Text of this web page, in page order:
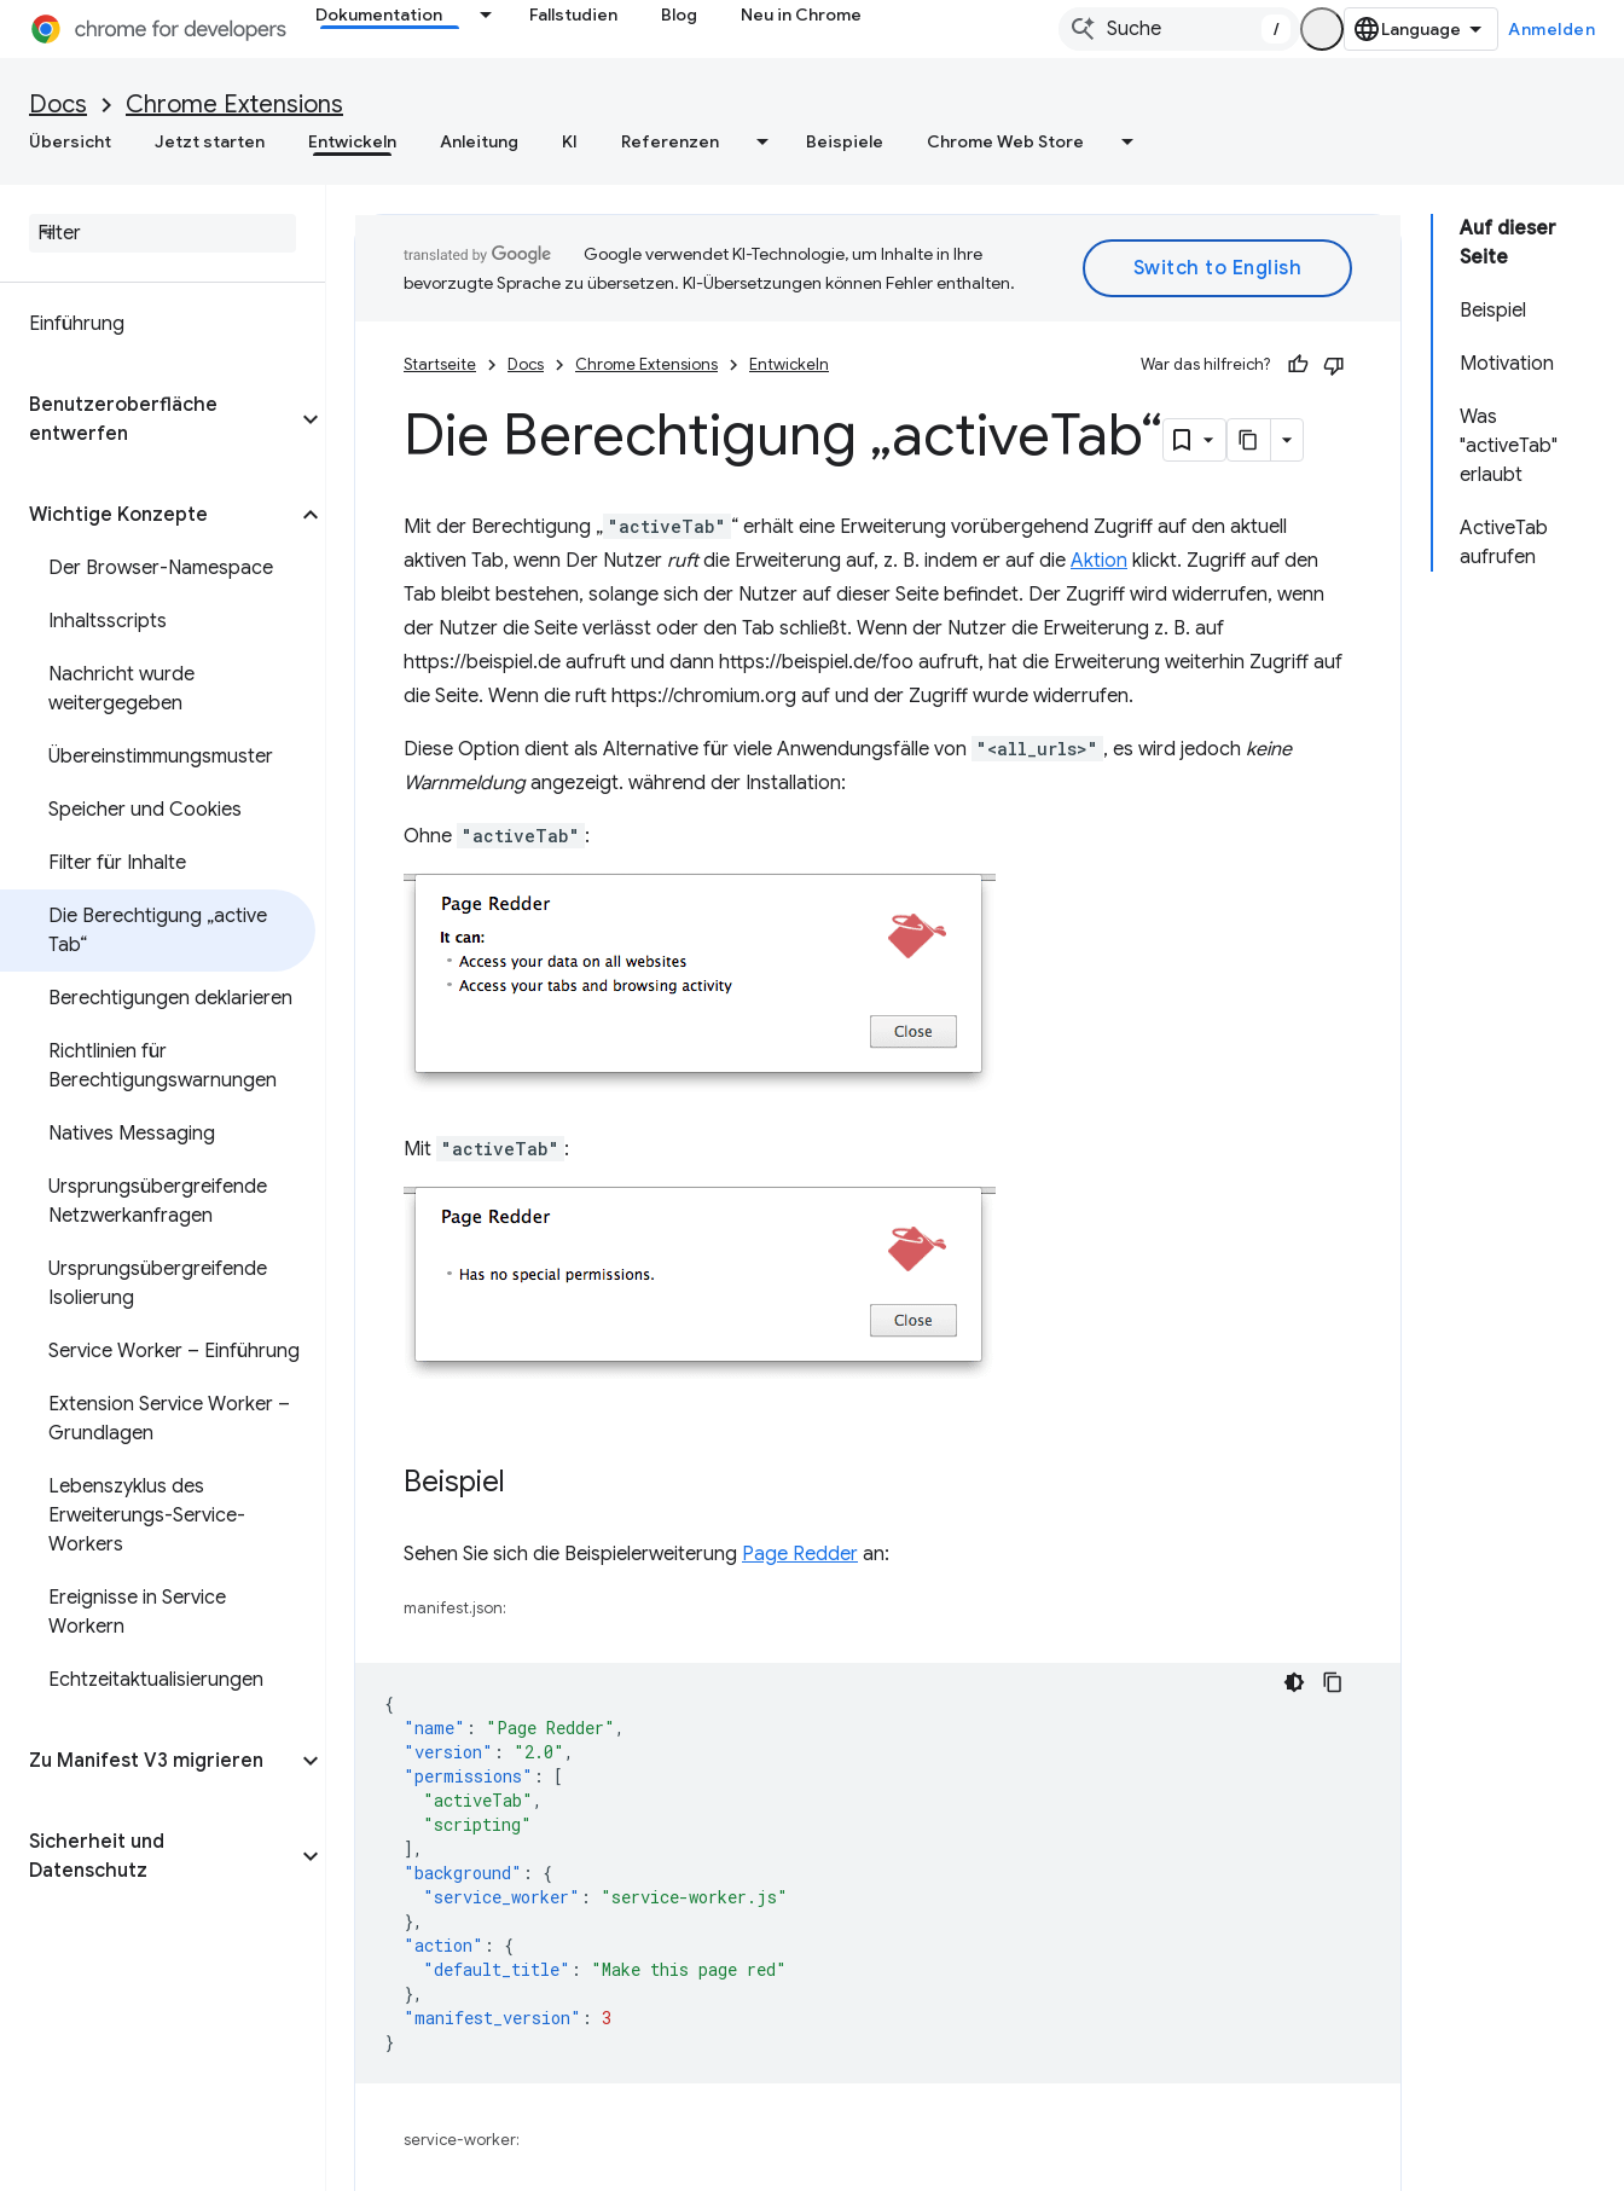
Dokumentation Fallstudien Blog Neu in Chrome
/ Anmelden
Docs Chrome Extensions
Übersicht Jetzt starten Entwickeln Anleitung KI Referenzen Beispiele Chrome Web Store
Einführung
Benutzeroberfläche
entwerfen
Wichtige Konzepte
Der Browser-Namespace
Inhaltsscripts
Nachricht wurde
weitergegeben
Übereinstimmungsmuster
Speicher und Cookies
Filter für Inhalte
Die Berechtigung „active
Tab“
Berechtigungen deklarieren
Richtlinien für
Berechtigungswarnungen
Natives Messaging
Ursprungsübergreifende
Netzwerkanfragen
Ursprungsübergreifende
Isolierung
Service Worker – Einführung
Extension Service Worker –
Grundlagen
Lebenszyklus des
Erweiterungs-Service-
Workers
Ereignisse in Service
Workern
Echtzeitaktualisierungen
Zu Manifest V3 migrieren
Sicherheit und
Datenschutz
Auf dieser
Seite
Beispiel
Motivation
Was
"activeTab"
erlaubt
ActiveTab
aufrufen
Google verwendet KI-Technologie, um Inhalte in Ihre
bevorzugte Sprache zu übersetzen. KI-Übersetzungen können Fehler enthalten.
Startseite Docs Chrome Extensions Entwickeln War das hilfreich?
Die Berechtigung „activeTab“
Mit der Berechtigung „ "activeTab" “ erhält eine Erweiterung vorübergehend Zugriff auf den aktuell
aktiven Tab, wenn Der Nutzer ruftdie Erweiterung auf, z. B. indem er auf die Aktion klickt. Zugriff auf den
Tab bleibt bestehen, solange sich der Nutzer auf dieser Seite befindet. Der Zugriff wird widerrufen, wenn
der Nutzer die Seite verlässt oder den Tab schließt. Wenn der Nutzer die Erweiterung z. B. auf
https://beispiel.de aufruft und dann https://beispiel.de/foo aufruft, hat die Erweiterung weiterhin Zugriff auf
die Seite. Wenn die ruft https://chromium.org auf und der Zugriff wurde widerrufen.
Diese Option dient als Alternative für viele Anwendungsfälle von "<all_urls>" , es wird jedoch keine
Warnmeldungangezeigt. während der Installation:
Ohne "activeTab" :
Mit "activeTab" :
Beispiel
Sehen Sie sich die Beispielerweiterung Page Redder an:
manifest.json:
{
"name" : "Page Redder" ,
"version" : "2.0" ,
"permissions" :
[
"activeTab" ,
"scripting"
],
"background" :
{
"service_worker" :
"service-worker.js"
},
"action" :
{
"default_title" :
"Make this page red"
},
"manifest_version" : 3
}
service-worker: